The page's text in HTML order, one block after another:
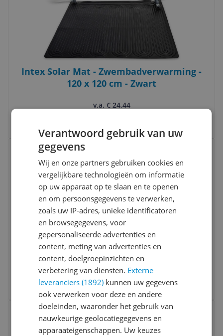
Intex Solar Mat - Zwembadverwarming -
120 x 120 cm - Zwart
v.a. € 24,44
Vergelijken
Intex Solar Pool Cover - Ø 290 cm - Blue
Geen prijs bekend
Bekijk product
Bekijk product
Vergelijken
Bekijk product
Verantwoord gebruik van uw
gegevens
Wij en onze partners gebruiken cookies en
vergelijkbare technologieën om informatie
op uw apparaat op te slaan en te openen
en om persoonsgegevens te verwerken,
zoals uw IP-adres, unieke identificatoren
en browsegegevens, voor
gepersonaliseerde advertenties en
content, meting van advertenties en
content, doelgroepinzichten en
verbetering van diensten. Externe
leveranciers (1892) kunnen uw gegevens
ook verwerken voor deze en andere
doeleinden, waaronder het gebruik van
nauwkeurige geolocatiegegevens en
apparaateigenschappen. Uw keuzes